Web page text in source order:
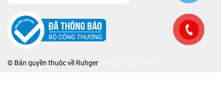
© Bản quyền thuộc về Ruhger